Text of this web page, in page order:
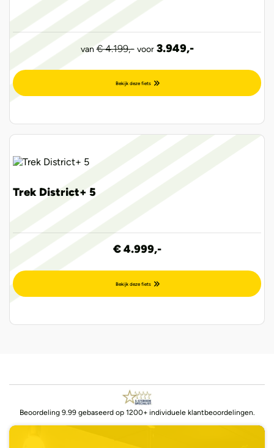
van € 4.199,- voor3.949,-
Bekijk deze fiets
Trek District+ 5
€ 4.999,-
Bekijk deze fiets
Beoordeling 9.99 gebaseerd op 1200+ individuele klantbeoordelingen.